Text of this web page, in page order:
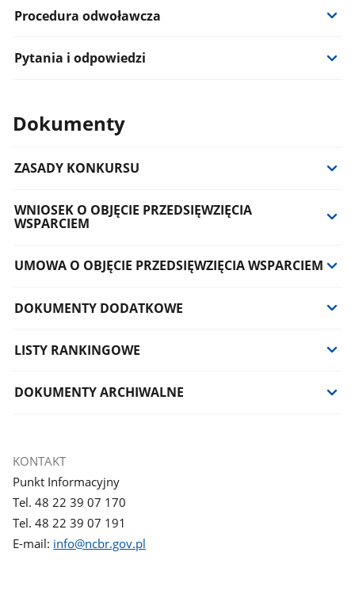
Procedura odwoławcza
Pytania i odpowiedzi
Dokumenty
ZASADY KONKURSU
WNIOSEK O OBJĘCIE PRZEDSIĘWZIĘCIA
WSPARCIEM
UMOWA O OBJĘCIE PRZEDSIĘWZIĘCIA WSPARCIEM
DOKUMENTY DODATKOWE
LISTY RANKINGOWE
DOKUMENTY ARCHIWALNE
KONTAKT
Punkt Informacyjny
Tel. 48 22 39 07 170
Tel. 48 22 39 07 191
E-mail: info@ncbr.gov.pl